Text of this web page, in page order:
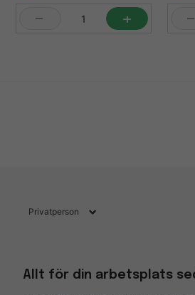
- + -
Allt för din arbetsplats